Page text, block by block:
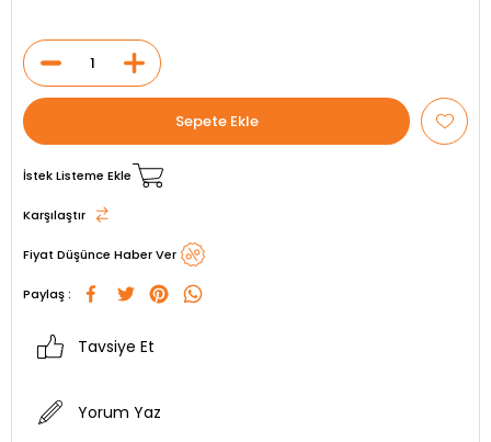
İstek Listeme Ekle
Karşılaştır
Fiyat Düşünce Haber Ver
Paylaş :
Tavsiye Et
Yorum Yaz